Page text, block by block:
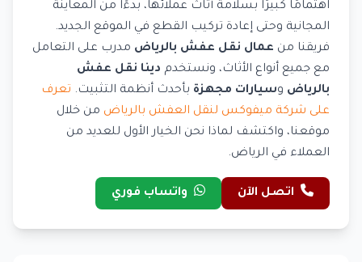
اهتمامًا كبيرًا بسلامة أثاث عملائها، بدءًا من المعاينة
المجانية وحتى إعادة تركيب القطع في الموقع الجديد.
فريقنا من عمال نقل عفش بالرياض مدرب على التعامل
مع جميع أنواع الأثاث، ونستخدم دينا نقل عفش
بالرياض وسيارات مجهزة بأحدث أنظمة التثبيت. تعرف
على شركة ميفوكس لنقل العفش بالرياض من خلال
موقعنا، واكتشف لماذا نحن الخيار الأول للعديد من
العملاء في الرياض.
اتصل الآن واتساب فوري